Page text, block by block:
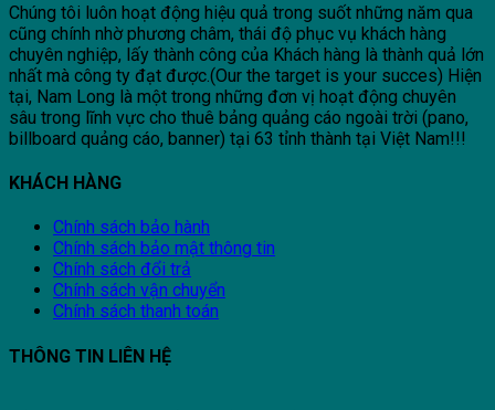
Chúng tôi luôn hoạt động hiệu quả trong suốt những năm qua
cũng chính nhờ phương châm, thái độ phục vụ khách hàng
chuyên nghiệp, lấy thành công của Khách hàng là thành quả lớn
nhất mà công ty đạt được.(Our the target is your succes) Hiện
tại, Nam Long là một trong những đơn vị hoạt động chuyên
sâu trong lĩnh vực cho thuê bảng quảng cáo ngoài trời (pano,
billboard quảng cáo, banner) tại 63 tỉnh thành tại Việt Nam!!!
KHÁCH HÀNG
Chính sách bảo hành
Chính sách bảo mật thông tin
Chính sách đổi trả
Chính sách vận chuyển
Chính sách thanh toán
THÔNG TIN LIÊN HỆ